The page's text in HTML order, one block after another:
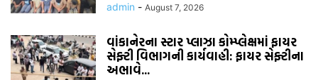
admin - August 7, 2026
વાંકાનેરના સ્ટાર પ્લાઝા કોમ્પ્લેક્ષમાં ફાયર
સેફ્ટી વિભાગની કાર્યવાહી: ફાયર સેફ્ટીના
અભાવે...